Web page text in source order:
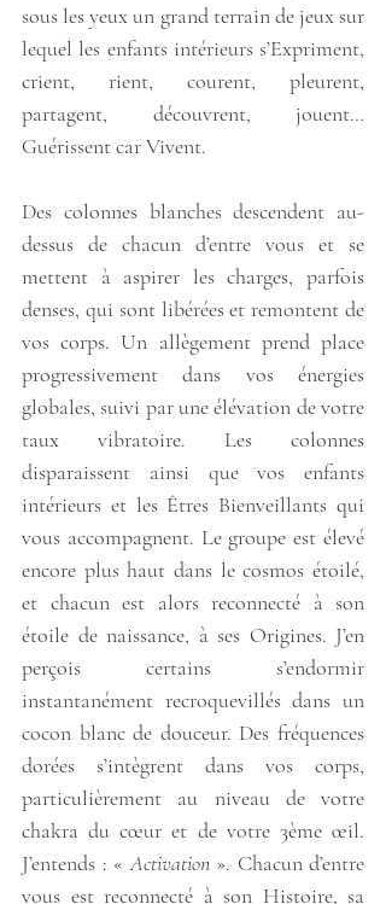
sous les yeux un grand terrain de jeux sur
lequel les enfants intérieurs s’Expriment,
crient, rient, courent, pleurent,
partagent, découvrent, jouent…
Guérissent car Vivent.
Des colonnes blanches descendent au-
dessus de chacun d’entre vous et se
mettent à aspirer les charges, parfois
denses, qui sont libérées et remontent de
vos corps. Un allègement prend place
progressivement dans vos énergies
globales, suivi par une élévation de votre
taux vibratoire. Les colonnes
disparaissent ainsi que vos enfants
intérieurs et les Êtres Bienveillants qui
vous accompagnent. Le groupe est élevé
encore plus haut dans le cosmos étoilé,
et chacun est alors reconnecté à son
étoile de naissance, à ses Origines. J’en
perçois certains s’endormir
instantanément recroquevillés dans un
cocon blanc de douceur. Des fréquences
dorées s’intègrent dans vos corps,
particulièrement au niveau de votre
chakra du cœur et de votre 3ème œil.
J’entends : « Activation ». Chacun d’entre
vous est reconnecté à son Histoire, sa